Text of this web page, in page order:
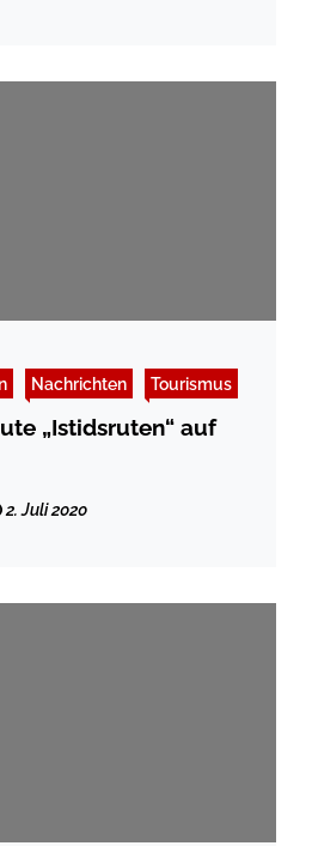
Nachrichten Tourismus
„Istidsruten“ auf
2. Juli 2020